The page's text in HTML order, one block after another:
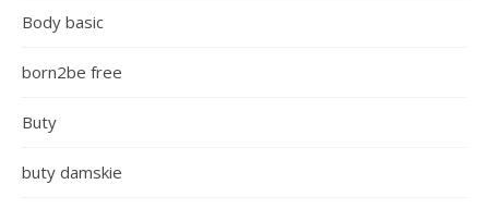
Body basic
born2be free
Buty
buty damskie